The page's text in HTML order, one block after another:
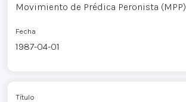
Movimiento de Prédica Peronista (MPP)
Fecha
1987-04-01
Título